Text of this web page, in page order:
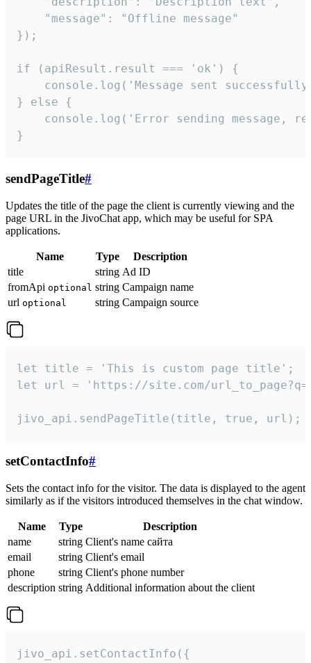
    "message": "Offline message"
});
if (apiResult.result === 'ok') {
console.log('Message sent
} else {
console.log('Error sending message,
}
sendPageTitle#
Updates the title of the page the client is currently viewing and the
page URL in the JivoChat app, which may be useful for SPA
applications.
Name Type
Description
title
string Ad ID
fromApi optional string Campaign name
url optional string Campaign source
let title = 'This is custom page title';
let url = 'https://site.com/
jivo_api.sendPageTitle(title, true, url);
setContactInfo#
Sets the contact info for the visitor. The data is displayed to the agent
similarly as if the visitors introduced themselves in the chat window.
Name Type
Description
name
string Client's name сайта
email
string Client's email
phone
string Client's phone number
description string Additional information about the client
jivo_api.setContactInfo({